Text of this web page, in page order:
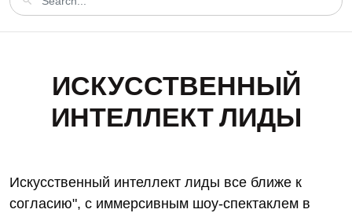
ИСКУССТВЕННЫЙ
ИНТЕЛЛЕКТ ЛИДЫ
Искусственный интеллект лиды все ближе к
согласию", с иммерсивным шоу-спектаклем в